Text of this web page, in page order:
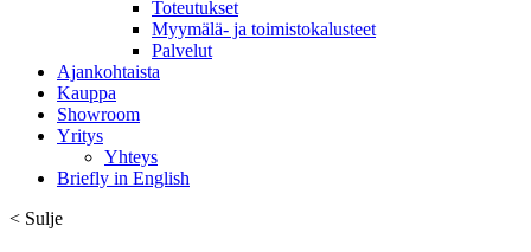
Toteutukset
Myymälä- ja toimistokalusteet
Palvelut
Ajankohtaista
Kauppa
Showroom
Yritys
Yhteys
Briefly in English
< Sulje